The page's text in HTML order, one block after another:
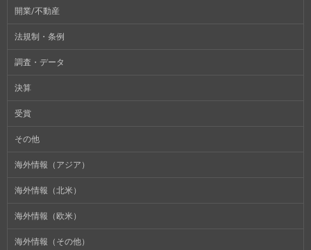
開業/不動産
法規制・条例
調査・データ
決算
受賞
その他
海外情報（アジア）
海外情報（北米）
海外情報（欧米）
海外情報（その他）